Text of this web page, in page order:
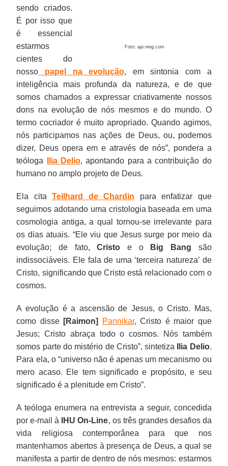
Foto: api.ning.com
sendo criados.
É por isso que
é essencial
estarmos
cientes do
nosso papel na evolução, em sintonia com a
inteligência mais profunda da natureza, e de que
somos chamados a expressar criativamente nossos
dons na evolução de nós mesmos e do mundo. O
termo cocriador é muito apropriado. Quando agimos,
nós participamos nas ações de Deus, ou, podemos
dizer, Deus opera em e através de nós”, pondera a
teóloga
Ilia Delio, apontando para a contribuição do
humano no amplo projeto de Deus.
Ela citaTeilhard de Chardin para enfatizar que
seguimos adotando uma cristologia baseada em uma
cosmologia antiga, a qual tornou-se irrelevante para
os dias atuais. “Ele viu que Jesus surge por meio da
evolução; de fato,Cristo e o Big Bang são
indissociáveis. Ele fala de uma ‘terceira natureza’ de
Cristo, significando que Cristo está relacionado com o
cosmos.
A evolução é a ascensão de Jesus, o Cristo. Mas,
como disse [Raimon] Pannikar, Cristo é maior que
Jesus; Cristo abraça todo o cosmos. Nós também
somos parte do mistério de Cristo”, sintetiza Ilia Delio.
Para ela, o “universo não é apenas um mecanismo ou
mero acaso. Ele tem significado e propósito, e seu
significado é a plenitude em Cristo”.
A teóloga enumera na entrevista a seguir, concedida
por e-mail à
IHU On-Line, os três grandes desafios da
vida religiosa contemporânea para que nos
mantenhamos abertos à presença de Deus, a qual se
manifesta a partir de dentro de nós mesmos: estarmos